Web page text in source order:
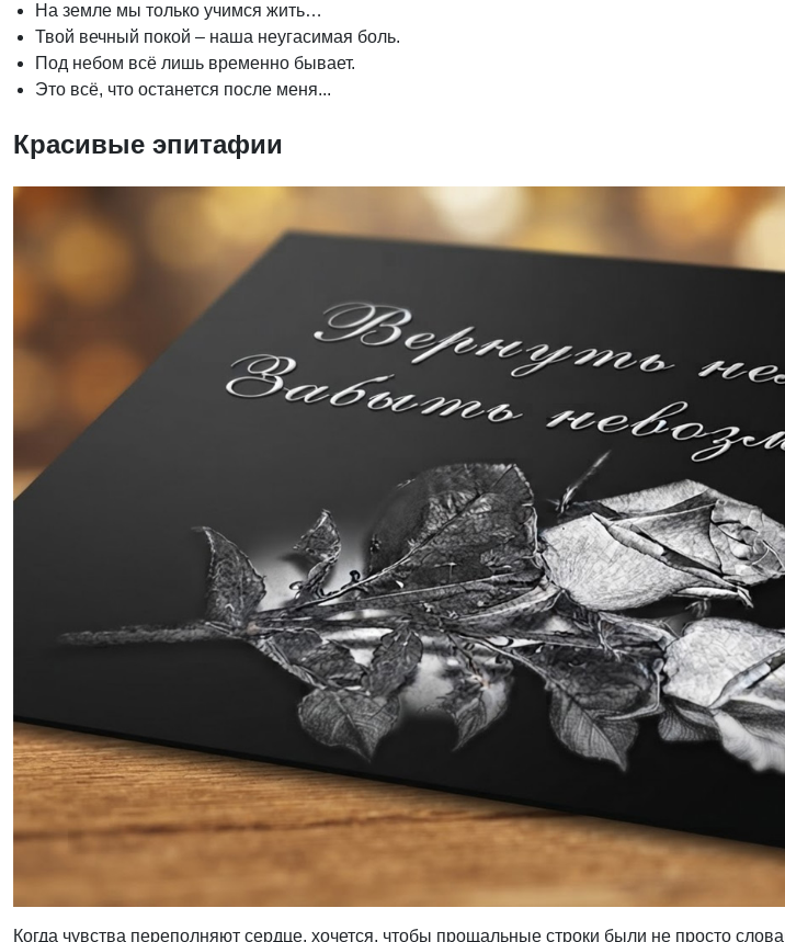
На земле мы только учимся жить…
Твой вечный покой – наша неугасимая боль.
Под небом всё лишь временно бывает.
Это всё, что останется после меня...
Красивые эпитафии
Когда чувства переполняют сердце, хочется, чтобы прощальные строки были не просто